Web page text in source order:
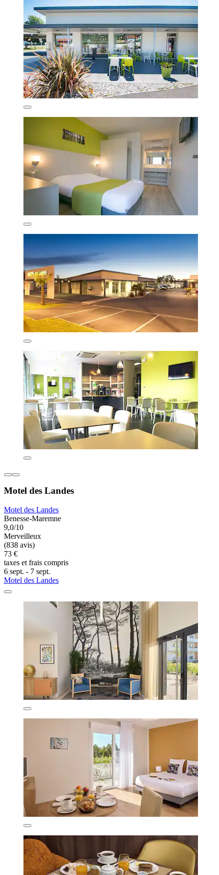
Motel des Landes
Motel des Landes
Benesse-Maremne
9,0/10
Merveilleux
(838 avis)
73 €
taxes et frais compris
6 sept. - 7 sept.
Motel des Landes